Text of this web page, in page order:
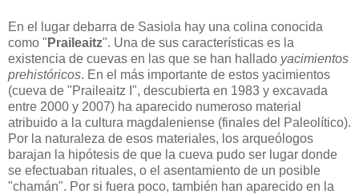
En el lugar debarra de Sasiola hay una colina conocida
como " Praileaitz". Una de sus características es la
existencia de cuevas en las que se han hallado yacimientos
prehistóricos. En el más importante de estos yacimientos
(cueva de "Praileaitz I", descubierta en 1983 y excavada
entre 2000 y 2007) ha aparecido numeroso material
atribuido a la cultura magdaleniense (finales del Paleolítico).
Por la naturaleza de esos materiales, los arqueólogos
barajan la hipótesis de que la cueva pudo ser lugar donde
se efectuaban rituales, o el asentamiento de un posible
"chamán". Por si fuera poco, también han aparecido en la